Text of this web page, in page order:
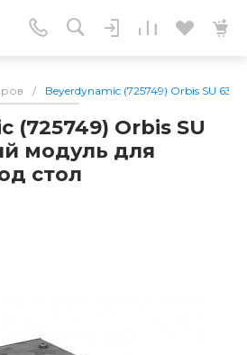
/ Beyerdynamic (725749) Orbis SU 63
(725749) Orbis SU
модуль для
стол